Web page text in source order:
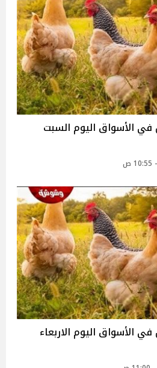
قائمة بأسعار الدواجن في الأسواق‎‎ اليوم السبت
قائمة بأسعار الدواجن في الأسواق‎‎ اليوم الاربعاء